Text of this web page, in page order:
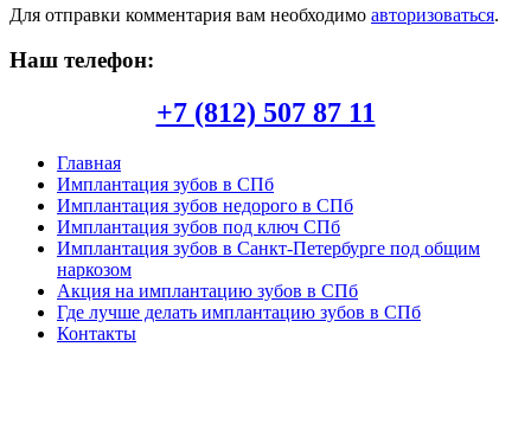
Для отправки комментария вам необходимо авторизоваться.
Наш телефон:
+7 (812) 507 87 11
Главная
Имплантация зубов в СПб
Имплантация зубов недорого в СПб
Имплантация зубов под ключ СПб
Имплантация зубов в Санкт-Петербурге под общим
наркозом
Акция на имплантацию зубов в СПб
Где лучше делать имплантацию зубов в СПб
Контакты